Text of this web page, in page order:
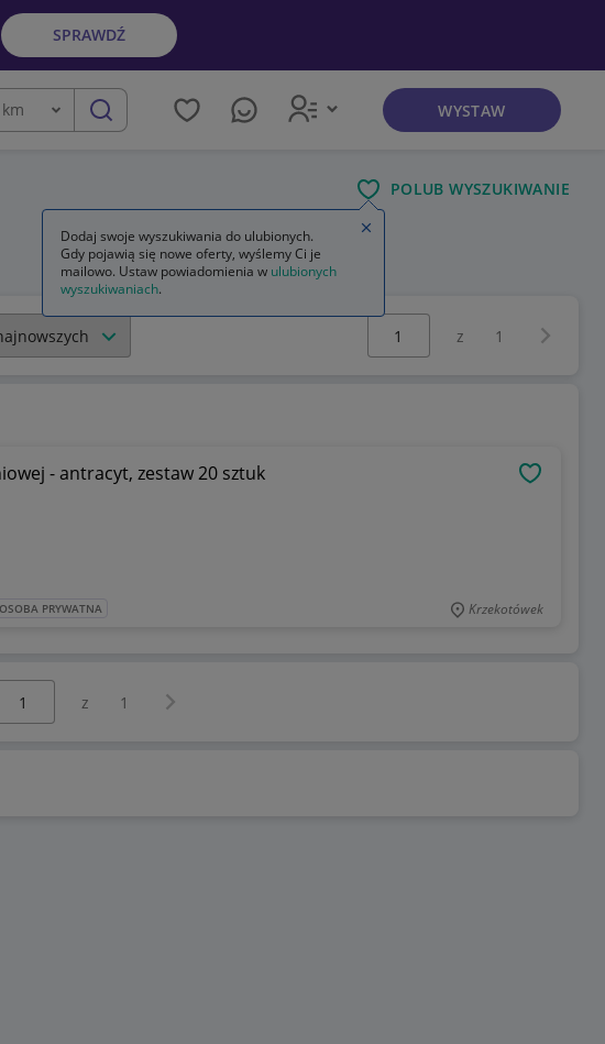
SPRAWDŹ
km szukaj WYSTAW
POLUB WYSZUKIWANIE
Wybierz stronę:
z 1
- antracyt, zestaw 20 sztuk
PRYWATNA Krzekotówek
z 1 Następna strona
Dodaj swoje wyszukiwania do ulubionych.
Gdy pojawią się nowe oferty, wyślemy Ci je
mailowo. Ustaw powiadomienia w ulubionych
wyszukiwaniach.
Zamknij wskazówkę